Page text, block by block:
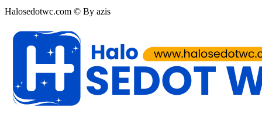
Halosedotwc.com © By azis